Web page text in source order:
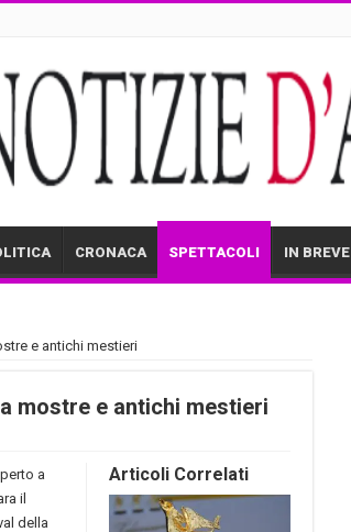
CRONACA SPETTACOLI IN BREVE
e antichi mestieri
mostre e antichi mestieri
Articoli Correlati
a
il
della